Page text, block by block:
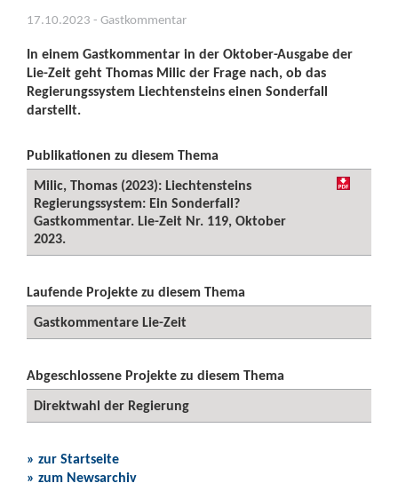
17.10.2023 - Gastkommentar
In einem Gastkommentar in der Oktober-Ausgabe der
Lie-Zeit geht Thomas Milic der Frage nach, ob das
Regierungssystem Liechtensteins einen Sonderfall
darstellt.
Publikationen zu diesem Thema
Milic, Thomas (2023): Liechtensteins
Regierungssystem: Ein Sonderfall?
Gastkommentar. Lie-Zeit Nr. 119, Oktober
2023.
Laufende Projekte zu diesem Thema
Gastkommentare Lie-Zeit
Abgeschlossene Projekte zu diesem Thema
Direktwahl der Regierung
» zur Startseite
» zum Newsarchiv